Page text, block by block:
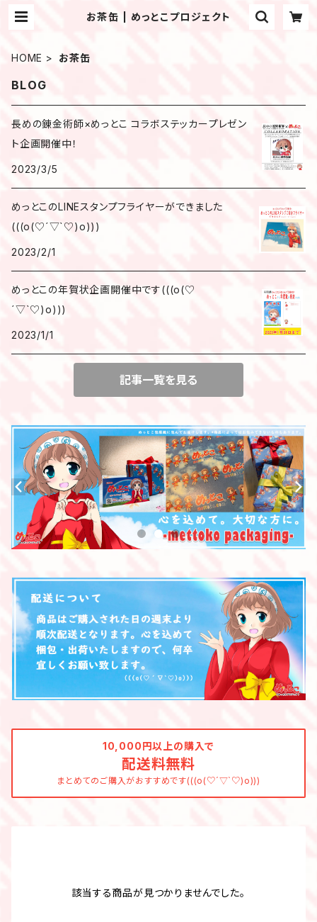
お茶缶 | めっとこプロジェクト
HOME お茶缶
BLOG
長めの錬金術師×めっとこ コラボステッカープレゼン
ト企画開催中！
2023/3/5
めっとこのLINEスタンプフライヤーができました
(((o(♡´▽`♡)o)))
2023/2/1
めっとこの年賀状企画開催中です(((o(♡
´▽`♡)o)))
2023/1/1
記事一覧を見る
10,000円以上の購入で
配送料無料
まとめてのご購入がおすすめです(((o(♡´▽`♡)o)))
該当する商品が見つかりませんでした。